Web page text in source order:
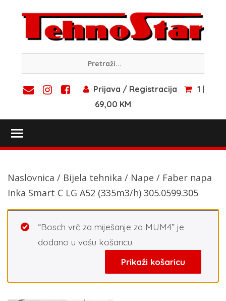
content
Prijava / Registracija
1 |
69,00 KM
Naslovnica / Bijela tehnika / Nape / Faber napa
Inka Smart C LG A52 (335m3/h) 305.0599.305
“Bosch vrč za miješanje za MUM4” je
dodano u vašu košaricu.
Prikaži košaricu